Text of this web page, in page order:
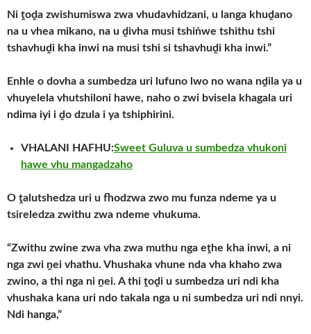
Ni ṱoḓa zwishumiswa zwa vhudavhidzani, u langa khuḓano
na u vhea mikano, na u ḓivha musi tshiṅwe tshithu tshi
tshavhuḓi kha inwi na musi tshi si tshavhuḓi kha inwi.”
Enhle o dovha a sumbedza uri lufuno lwo no wana nḓila ya u
vhuyelela vhutshiloni hawe, naho o zwi bvisela khagala uri
ndima iyi i ḓo dzula i ya tshiphirini.
VHALANI HAFHU:Sweet Guluva u sumbedza vhukoni
hawe vhu mangadzaho
O ṱalutshedza uri u fhodzwa zwo mu funza ndeme ya u
tsireledza zwithu zwa ndeme vhukuma.
“Zwithu zwine zwa vha zwa muthu nga eṱhe kha inwi, a ni
nga zwi ṋei vhathu. Vhushaka vhune nda vha khaho zwa
zwino, a thi nga ni ṋei. A thi ṱoḓi u sumbedza uri ndi kha
vhushaka kana uri ndo takala nga u ni sumbedza uri ndi nnyi.
Ndi hanga,”